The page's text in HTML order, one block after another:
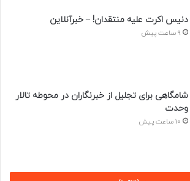
دنیس اکرت علیه منتقدان! – خبرآنلاین
9 ساعت پیش
شامگاهی برای تجلیل از خبرنگاران در محوطه تالار
وحدت
10 ساعت پیش